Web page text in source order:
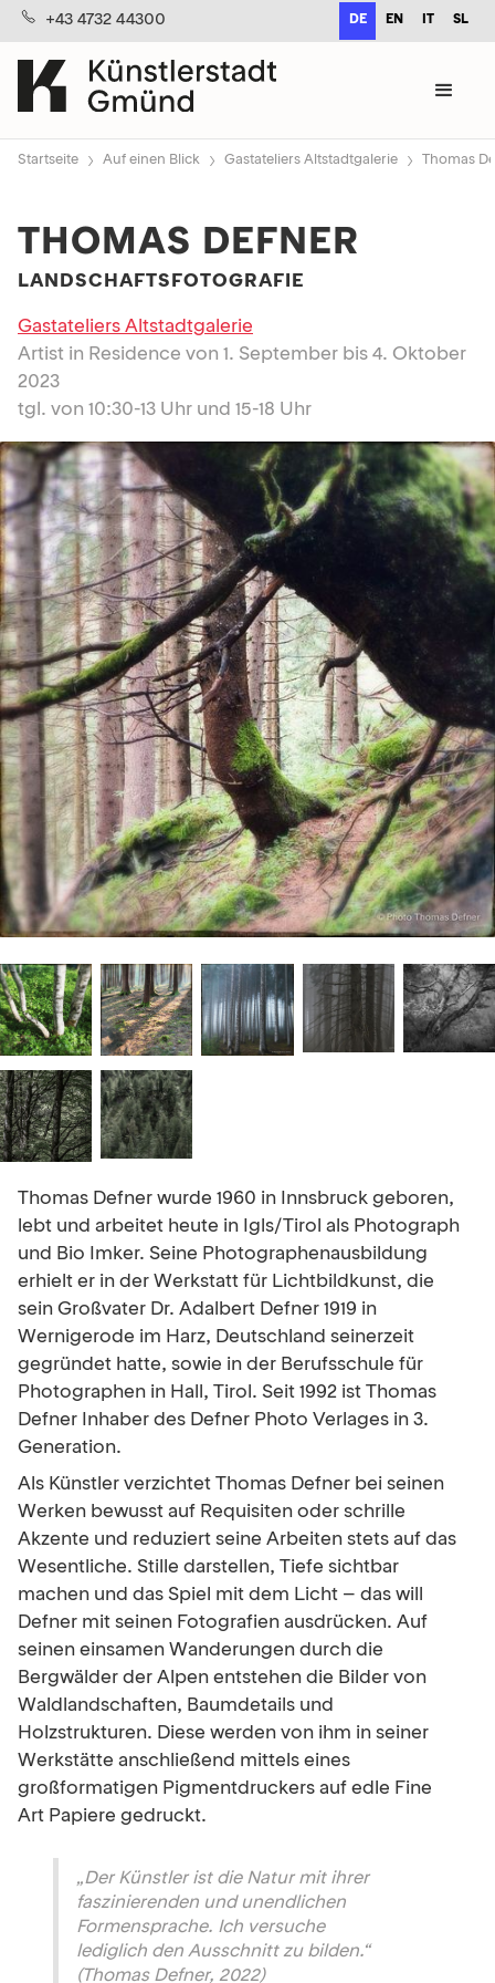
+43 4732 44300 DE EN SL
Startseite › Auf einen Blick › Gastateliers Altstadtgalerie › Thomas
THOMAS DEFNER
LANDSCHAFTSFOTOGRAFIE
Gastateliers Altstadtgalerie
Artist in Residence von 1. September bis 4. Oktober
2023
tgl. von 10:30-13 Uhr und 15-18 Uhr
Thomas Defner wurde 1960 in Innsbruck geboren,
lebt und arbeitet heute in Igls/Tirol als Photograph
und Bio Imker. Seine Photographenausbildung
erhielt er in der Werkstatt für Lichtbildkunst, die
sein Großvater Dr. Adalbert Defner 1919 in
Wernigerode im Harz, Deutschland seinerzeit
gegründet hatte, sowie in der Berufsschule für
Photographen in Hall, Tirol. Seit 1992 ist Thomas
Defner Inhaber des Defner Photo Verlages in 3.
Generation.
Als Künstler verzichtet Thomas Defner bei seinen
Werken bewusst auf Requisiten oder schrille
Akzente und reduziert seine Arbeiten stets auf das
Wesentliche. Stille darstellen, Tiefe sichtbar
machen und das Spiel mit dem Licht – das will
Defner mit seinen Fotografien ausdrücken. Auf
seinen einsamen Wanderungen durch die
Bergwälder der Alpen entstehen die Bilder von
Waldlandschaften, Baumdetails und
Holzstrukturen. Diese werden von ihm in seiner
Werkstätte anschließend mittels eines
großformatigen Pigmentdruckers auf edle Fine
Art Papiere gedruckt.
„Der Künstler ist die Natur mit ihrer
faszinierenden und unendlichen
Formensprache. Ich versuche
lediglich den Ausschnitt zu bilden.“
(Thomas Defner, 2022)